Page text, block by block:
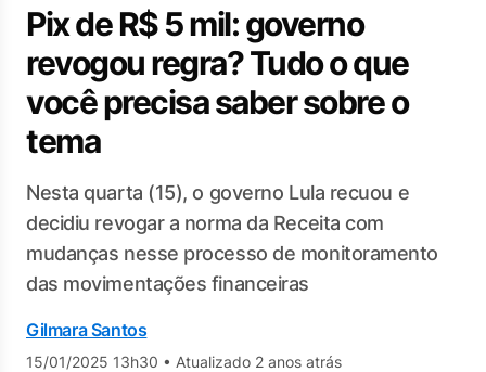
Pix de R$ 5 mil: governo
revogou regra? Tudo o que
você precisa saber sobre o
tema
Nesta quarta (15), o governo Lula recuou e
decidiu revogar a norma da Receita com
mudanças nesse processo de monitoramento
das movimentações financeiras
Gilmara Santos
15/01/2025 13h30 • Atualizado 2 anos atrás